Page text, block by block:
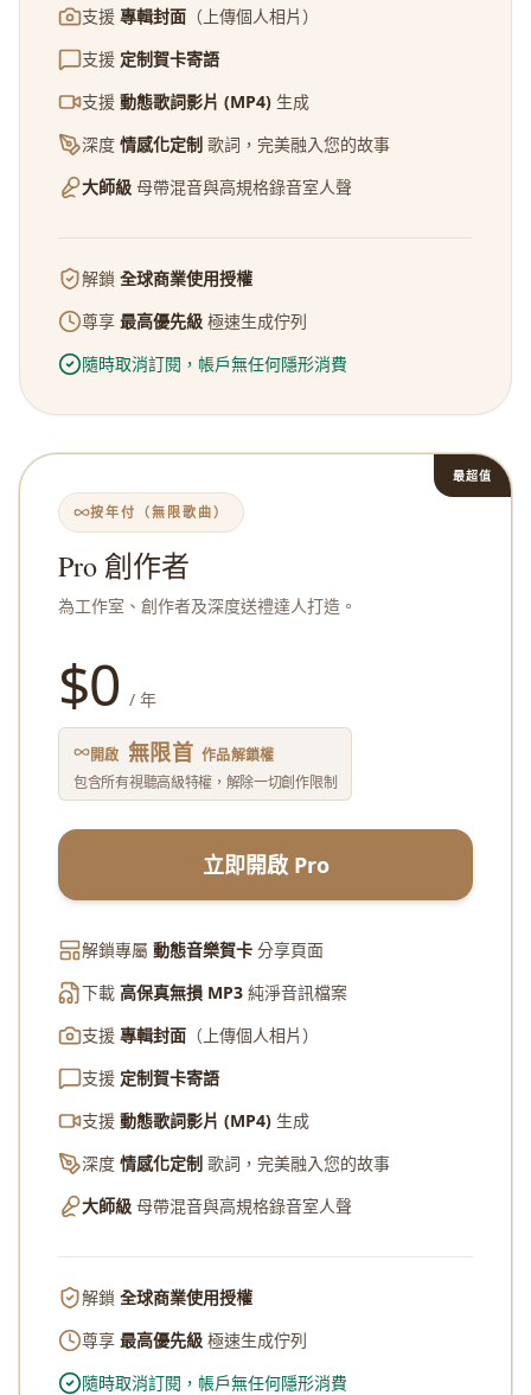
支援 專輯封面 （上傳個人相片）
支援 定制賀卡寄語
支援 動態歌詞影片 (MP4) 生成
深度 情感化定制 歌詞，完美融入您的故事
大師級 母帶混音與高規格錄音室人聲
解鎖 全球商業使用授權
尊享 最高優先級 極速生成佇列
隨時取消訂閱，帳戶無任何隱形消費
最超值
按年付（無限歌曲）
Pro 創作者
為工作室、創作者及深度送禮達人打造。
$0 / 年
開啟 無限首 作品解鎖權
包含所有視聽高級特權，解除一切創作限制
立即開啟 Pro
解鎖專屬 動態音樂賀卡 分享頁面
下載 高保真無損 MP3 純淨音訊檔案
支援 專輯封面 （上傳個人相片）
支援 定制賀卡寄語
支援 動態歌詞影片 (MP4) 生成
深度 情感化定制 歌詞，完美融入您的故事
大師級 母帶混音與高規格錄音室人聲
解鎖 全球商業使用授權
尊享 最高優先級 極速生成佇列
隨時取消訂閱，帳戶無任何隱形消費